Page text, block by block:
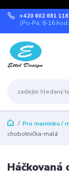
+420 602 681 118
(Po-Pá, 8-16
Pro maminku /
chobotnička-malá
Háčkovaná